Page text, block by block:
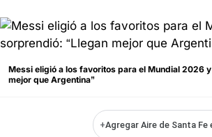
Messi eligió a los favoritos para el Mundial 2026
mejor que Argentina”
+Agregar Aire de Santa Fe